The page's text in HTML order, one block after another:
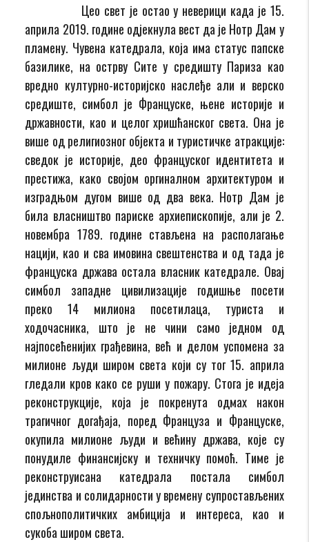
Цео свет је остао у неверици када је 15.
априла 2019. године одјекнула вест да је Нотр Дам у
пламену. Чувена катедрала, која има статус папске
базилике, на острву Сите у средишту Париза као
вредно културно-историјско наслеђе али и верско
средиште, симбол је Француске, њене историје и
државности, као и целог хришћанског света. Она је
више од религиозног објекта и туристичке атракције:
сведок је историје, део француског идентитета и
престижа, како својом оргиналном архитектуром и
изградњом дугом више од два века. Нотр Дам је
била власништво париске архиепископије, али је 2.
новембра 1789. године стављена на располагање
нацији, као и сва имовина свештенства и од тада је
француска држава остала власник катедрале. Овај
симбол западне цивилизације годишње посети
преко 14 милиона посетилаца, туриста и
ходочасника, што је не чини само једном од
најпосећенијих грађевина, већ и делом успомена за
милионе људи широм света који су тог 15. априла
гледали кров како се руши у пожару. Стога је идеја
реконструкције, која је покренута одмах након
трагичног догађаја, поред Француза и Француске,
окупила милионе људи и већину држава, које су
понудиле финансијску и техничку помоћ. Тиме је
реконструисана катедрала постала симбол
јединства и солидарности у времену супростављених
спољнополитичких амбиција и интереса, као и
сукоба широм света.